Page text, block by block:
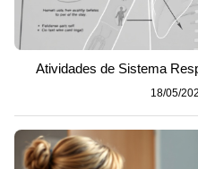
Atividades de Sistema
18/05/